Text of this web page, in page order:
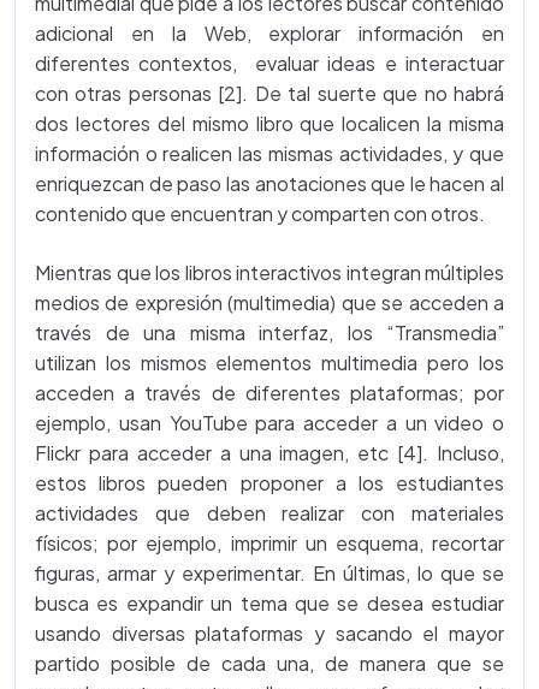
adicional en la Web, explorar información en
diferentes contextos, evaluar ideas e interactuar
con otras personas [2]. De tal suerte que no habrá
dos lectores del mismo libro que localicen la misma
información o realicen las mismas actividades, y que
enriquezcan de paso las anotaciones que le hacen al
contenido que encuentran y comparten con otros.
Mientras que los libros interactivos integran múltiples
medios de expresión (multimedia) que se acceden a
través de una misma interfaz, los “Transmedia”
utilizan los mismos elementos multimedia pero los
acceden a través de diferentes plataformas; por
ejemplo, usan YouTube para acceder a un video o
Flickr para acceder a una imagen, etc [4]. Incluso,
estos libros pueden proponer a los estudiantes
actividades que deben realizar con materiales
físicos; por ejemplo, imprimir un esquema, recortar
figuras, armar y experimentar. En últimas, lo que se
busca es expandir un tema que se desea estudiar
usando diversas plataformas y sacando el mayor
partido posible de cada una, de manera que se